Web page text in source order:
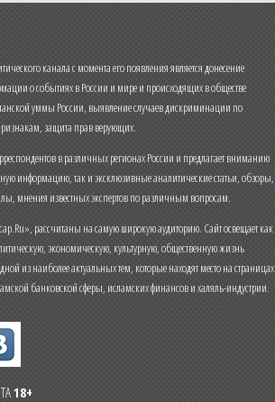
канала с момента его появления является донесение
о событиях в России и мире и происходящих в обществе
уммы России, выявление случаев дискриминации по
защита прав верующих.
в различных регионах России и предлагает вниманию
информацию, так и эксклюзивные аналитические статьи, обзоры,
мнения известных экспертов по различным вопросам.
рассчитаны на самую широкую аудиторию. Сайт освещает как
экономическую, культурную, общественную жизнь
из наиболее актуальных тем, которые находят место на страницах
банковской сферы, исламских финансов и халяль-индустрии.
18+